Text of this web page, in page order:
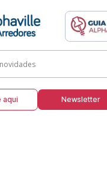
aqui Newsletter